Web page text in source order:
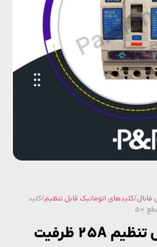
کلیدهای اتوماتیک قابل تنظیم / کلید
کلید اتوماتیک قابل تنظیم 25A ظرفیت